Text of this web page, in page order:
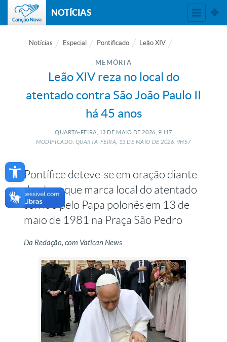
Open toolbar
NOTÍCIAS
Notícias Especial Pontificado Leão XIV
MEMÓRIA
Leão XIV reza no local do
atentado contra São João Paulo II
há 45 anos
QUARTA-FEIRA, 13 DE MAIO DE 2026, 9H17
MODIFICADO: QUARTA-FEIRA, 13 DE MAIO DE2026, 9H57
Pontífice deteve-se em oração diante
de placa que marca local do atentado
sofrido pelo Papa polonês em 13 de
maio de 1981 na Praça São Pedro
Da Redação, com Vatican News